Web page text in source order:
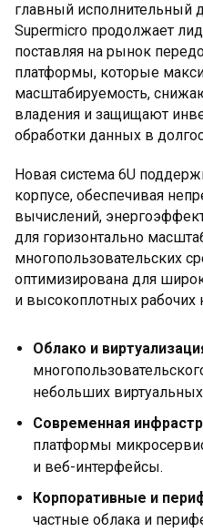
главный исполнительный
Supermicro продолжает
поставляя на рынок
платформы, которые
масштабируемость,
владения и защищают
обработки данных в
Новая система 6U
корпусе, обеспечивая
вычислений,
для горизонтально
многопользовательских
оптимизирована для
и высокоплотных рабочих
Облако и
небольших
Современная
платформы
и веб-интерфейсы.
Корпоративные и
частные облака и